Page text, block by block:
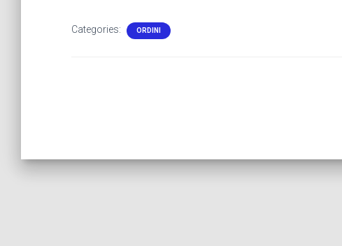
Categories: ORDINI